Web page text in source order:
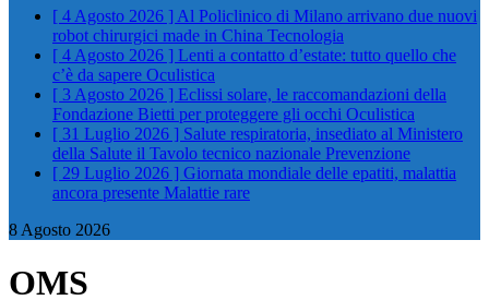
[ 4 Agosto 2026 ] Al Policlinico di Milano arrivano due nuovi
robot chirurgici made in China Tecnologia
[ 4 Agosto 2026 ] Lenti a contatto d’estate: tutto quello che
c’è da sapere Oculistica
[ 3 Agosto 2026 ] Eclissi solare, le raccomandazioni della
Fondazione Bietti per proteggere gli occhi Oculistica
[ 31 Luglio 2026 ] Salute respiratoria, insediato al Ministero
della Salute il Tavolo tecnico nazionale Prevenzione
[ 29 Luglio 2026 ] Giornata mondiale delle epatiti, malattia
ancora presente Malattie rare
8 Agosto 2026
OMS